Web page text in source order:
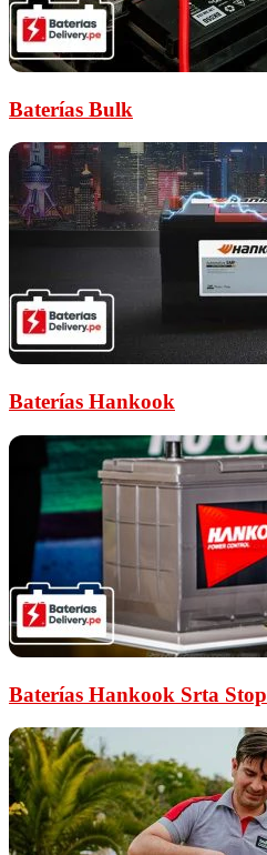
Baterías Bulk
Baterías Hankook
Baterías Hankook Srta Stop